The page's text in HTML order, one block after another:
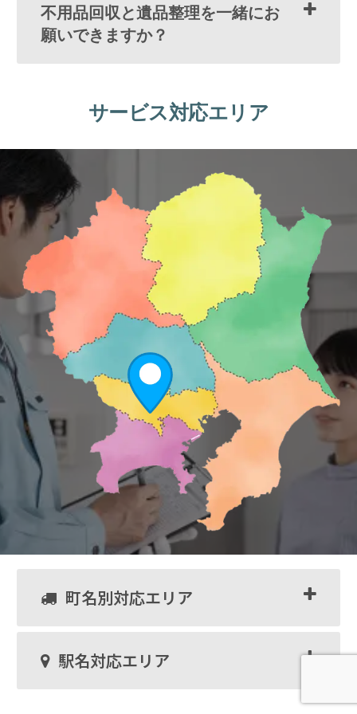
不用品回収と遺品整理を一緒にお
願いできますか？
サービス対応エリア
町名別対応エリア
駅名対応エリア